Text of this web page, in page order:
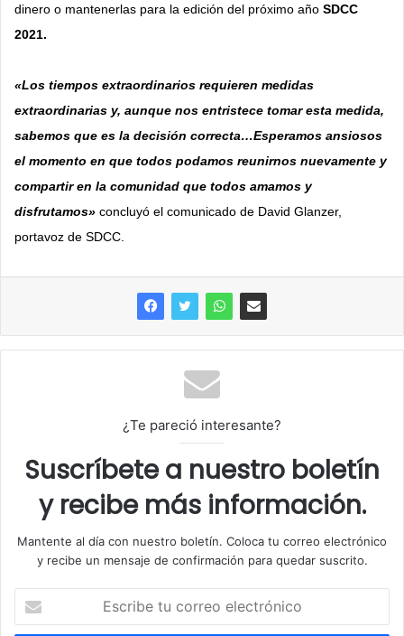
dinero o mantenerlas para la edición del próximo año SDCC
2021.
«Los tiempos extraordinarios requieren medidas
extraordinarias y, aunque nos entristece tomar esta medida,
sabemos que es la decisión correcta…Esperamos ansiosos
el momento en que todos podamos reunirnos nuevamente y
compartir en la comunidad que todos amamos y
disfrutamos» concluyó el comunicado de David Glanzer,
portavoz de SDCC.
¿Te pareció interesante?
Suscríbete a nuestro boletín
y recibe más información.
Mantente al día con nuestro boletín. Coloca tu correo electrónico
y recibe un mensaje de confirmación para quedar suscrito.